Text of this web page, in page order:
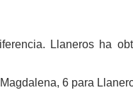
Llaneros ha
6 para